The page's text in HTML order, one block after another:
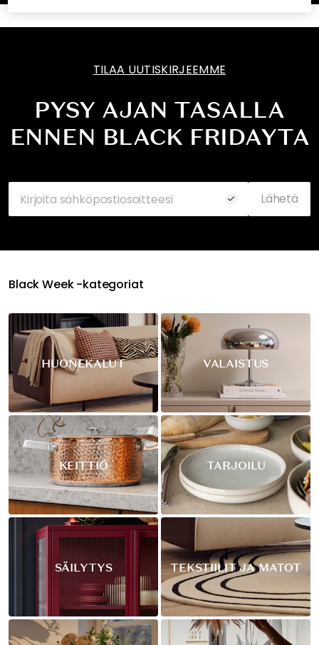
TILAA UUTISKIRJEEMME
PYSY AJAN TASALLA
ENNEN BLACK FRIDAYTA
Lähetä
Black Week -kategoriat
HUONEKALUT VALAISTUS
KEITTIÖ TARJOILU
SÄILYTYS TEKSTIILIT JA MATOT